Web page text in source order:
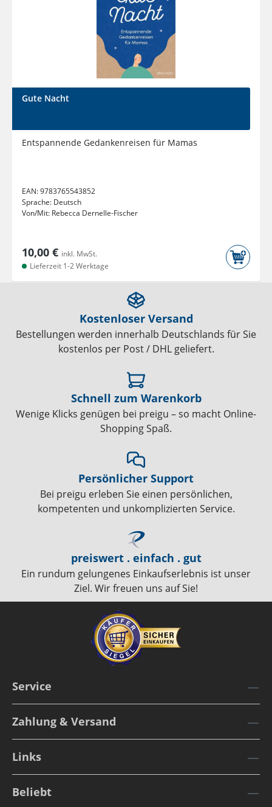
Gute Nacht
Entspannende Gedankenreisen für Mamas
EAN:9783765543852
Sprache: Deutsch
Von/Mit: Rebecca Dernelle-Fischer
10,00 € inkl. MwSt.
Lieferzeit 1-2 Werktage
Kostenloser Versand
Bestellungen werden innerhalb Deutschlands für Sie
kostenlos per Post / DHL geliefert.
Schnell zum Warenkorb
Wenige Klicks genügen bei preigu – so macht Online-
Shopping Spaß.
Persönlicher Support
Bei preigu erleben Sie einen persönlichen,
kompetenten und unkomplizierten Service.
preiswert . einfach . gut
Ein rundum gelungenes Einkaufserlebnis ist unser
Ziel. Wir freuen uns auf Sie!
Service
Zahlung & Versand
Links
Beliebt